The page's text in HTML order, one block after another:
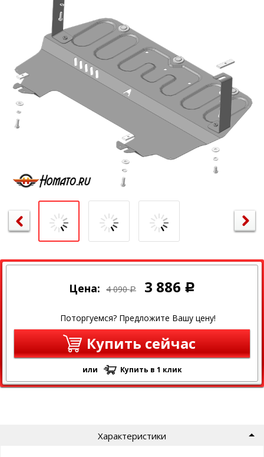
Цена: 4 090 Р 3 886 Р
Поторгуемся? Предложите Вашу цену!
Купить сейчас
или Купить в 1 клик
Характеристики